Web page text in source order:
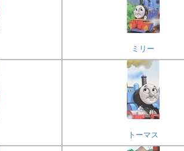
ミリー
トーマス